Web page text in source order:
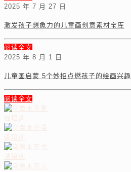
2025 年 7 月 27 日
激发孩子想象力的儿童画创意素材宝库
阅读全文
2025 年 8 月 1 日
儿童画启蒙 5个妙招点燃孩子的绘画兴趣
阅读全文